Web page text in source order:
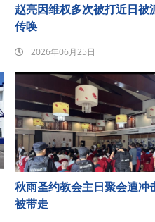
赵亮因维权多次被打近日被
传唤
2026年06月25日
秋雨圣约教会主日聚会遭冲
被带走